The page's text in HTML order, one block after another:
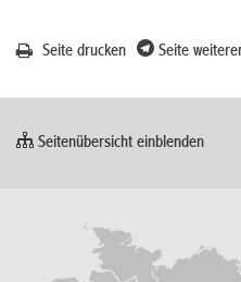
Seite drucken Seite
Seitenübersicht einblenden